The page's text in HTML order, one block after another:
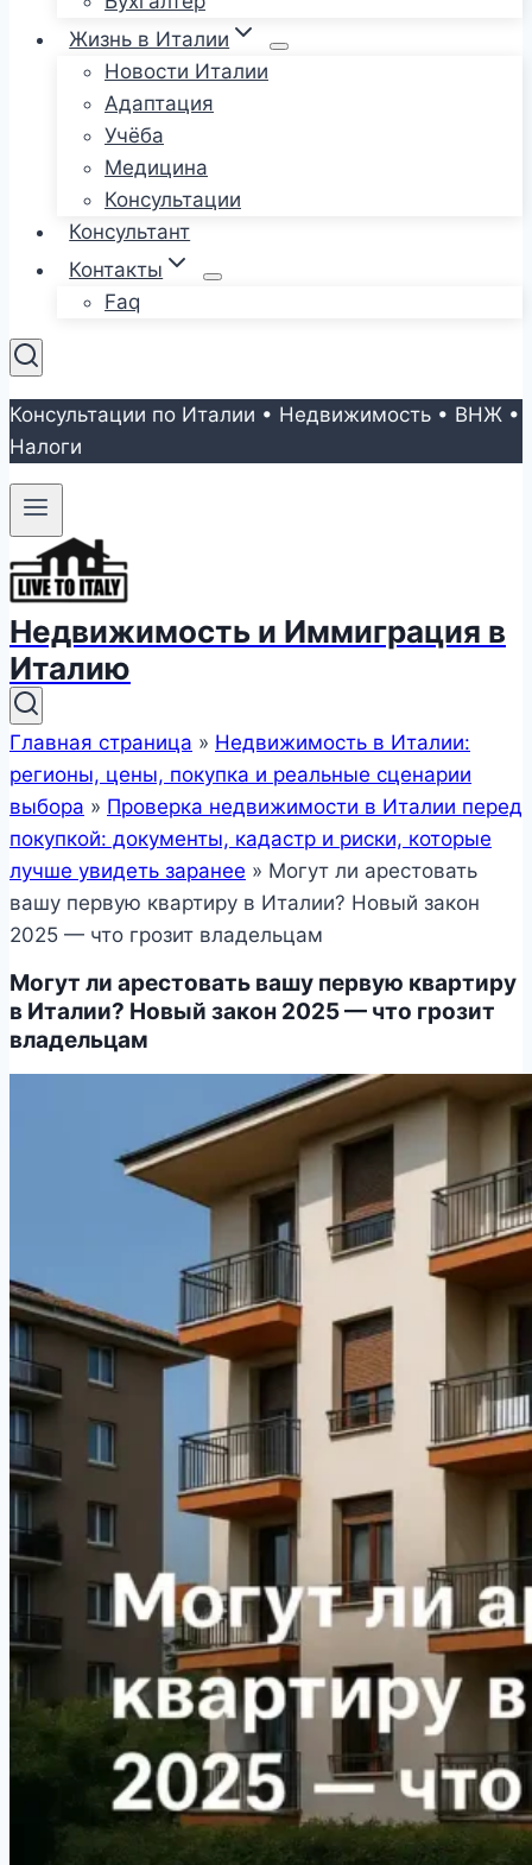
Жизнь в Италии
Новости Италии
Адаптация
Учёба
Медицина
Консультации
Консультант
Контакты
Faq
Консультации по Италии • Недвижимость • ВНЖ •
Налоги
Недвижимость и Иммиграция в
Италию
Главная страница » Недвижимость в Италии:
регионы, цены, покупка и реальные сценарии
выбора » Проверка недвижимости в Италии перед
покупкой: документы, кадастр и риски, которые
лучше увидеть заранее » Могут ли арестовать
вашу первую квартиру в Италии? Новый закон
2025 — что грозит владельцам
Могут ли арестовать вашу первую квартиру
в Италии? Новый закон 2025 — что грозит
владельцам